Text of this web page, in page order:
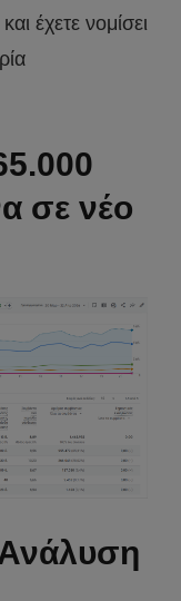
έχετε νομίσει
σε νέο